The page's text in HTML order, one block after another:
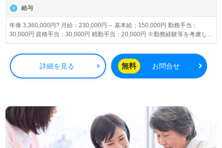
給与
年俸 3,360,000円? 月給：230,000円～ 基本給：150,000円 勤務手当：
30,000円 資格手当：30,000円 精勤手当：20,000円 ※勤務経験等を考慮し法
人規程にて給与優遇致します 賞与あり 昇給あり
詳細を見る 無料 お問合せ